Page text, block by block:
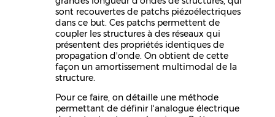
sont recouvertes de patchs piézoélectriques
dans ce but. Ces patchs permettent de
coupler les structures à des réseaux qui
présentent des propriétés identiques de
propagation d'onde. On obtient de cette
façon un amortissement multimodal de la
structure.
Pour ce faire, on détaille une méthode
permettant de définir l'analogue électrique